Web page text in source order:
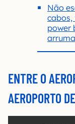
Não
cabos,
power
ENTRE O
AEROPORTO